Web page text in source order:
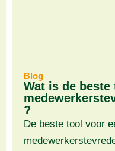
Blog
Wat is de
?
De beste tool voor